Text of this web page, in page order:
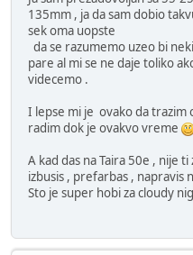
135mm , ja da sam dobio
sek oma uopste
da se razumemo uzeo bi
pare al mi se ne daje toliko
videcemo .
I lepse mi je ovako da trazim
radim dok je ovakvo vreme
A kad das na Taira 50e , nije
izbusis , prefarbas , napravis
Sto je super hobi za cloudy